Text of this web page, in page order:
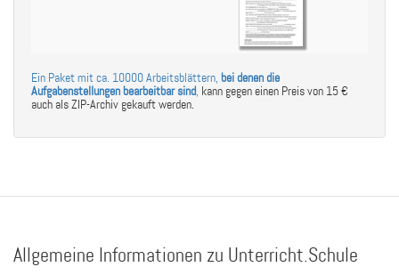
Ein Paket mit ca. 10000 Arbeitsblättern, bei denen die
Aufgabenstellungen bearbeitbar sind, kann gegen einen Preis von 15 €
auch als ZIP-Archiv gekauft werden.
Allgemeine Informationen zu Unterricht.Schule